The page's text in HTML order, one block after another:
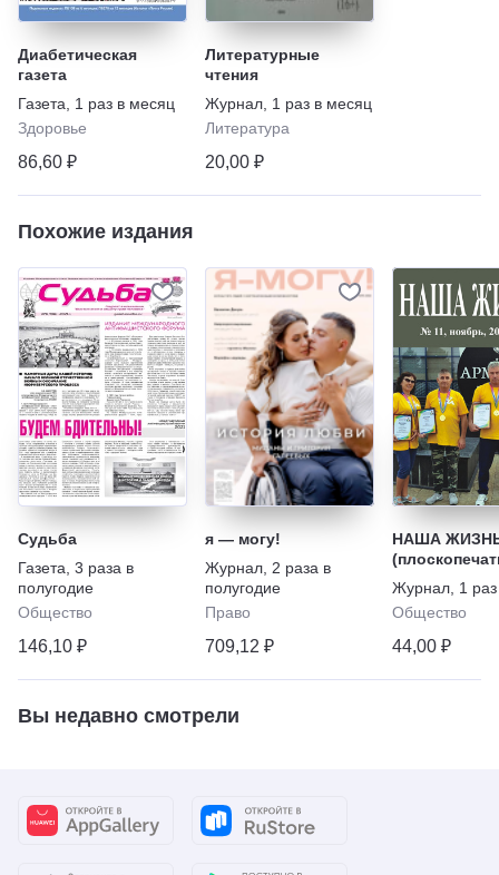
Диабетическая
газета
Газета
1 раз в месяц
Здоровье
86,60 ₽
Литературные
чтения
Журнал 1 раз в месяц
Литература
20,00 ₽
Похожие издания
Судьба
Газета 3 раза в
полугодие
Общество
146,10 ₽
я — могу!
Журнал 2 раза в
полугодие
Право
709,12 ₽
НАША
шрифт)
Журнал 1
Общество
44,00 ₽
Вы недавно смотрели